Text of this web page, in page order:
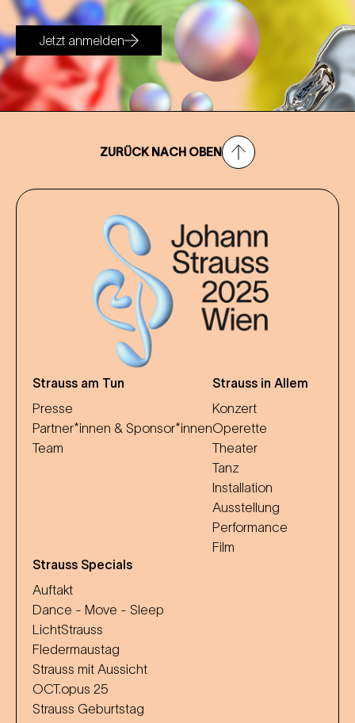
Jetzt anmelden
ZURÜCK NACH OBEN
Strauss am Tun
Presse
Partner*innen & Sponsor*innen
Team
Strauss in Allem
Konzert
Operette
Theater
Tanz
Installation
Ausstellung
Performance
Film
Strauss Specials
Auftakt
Dance - Move - Sleep
LichtStrauss
Fledermaustag
Strauss mit Aussicht
OCT.opus 25
Strauss Geburtstag